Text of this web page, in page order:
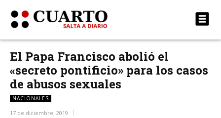
El Papa Francisco abolió el
«secreto pontificio» para los casos
de abusos sexuales
NACIONALES
17 de diciembre, 2019